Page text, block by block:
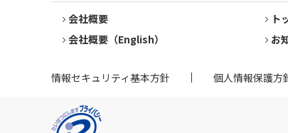
会社概要
会社概要（English）
ト
お
情報セキュリティ基本方針 個人情報保護方